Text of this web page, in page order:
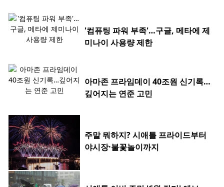
'컴퓨팅 파워 부족'…구글, 메타에 제
미나이 사용량 제한
아마존 프라임데이 40조원 신기록…
깊어지는 연준 고민
주말 뭐하지? 시애틀 프라이드부터
야시장·불꽃놀이까지